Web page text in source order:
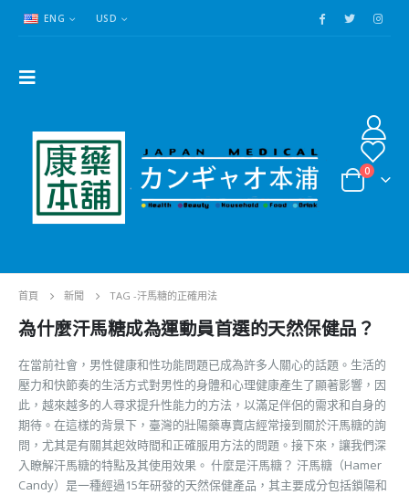
ENG USD
0
首頁 新聞 TAG -汗馬糖的正確用法
為什麼汗馬糖成為運動員首選的天然保健品？
在當前社會，男性健康和性功能問題已成為許多人關心的話題。生活的
壓力和快節奏的生活方式對男性的身體和心理健康產生了顯著影響，因
此，越來越多的人尋求提升性能力的方法，以滿足伴侶的需求和自身的
期待。在這樣的背景下，臺灣的壯陽藥專賣店經常接到關於汗馬糖的詢
問，尤其是有關其起效時間和正確服用方法的問題。接下來，讓我們深
入瞭解汗馬糖的特點及其使用效果。 什麼是汗馬糖？ 汗馬糖（Hamer
Candy）是一種經過15年研發的天然保健產品，其主要成分包括鎖陽和